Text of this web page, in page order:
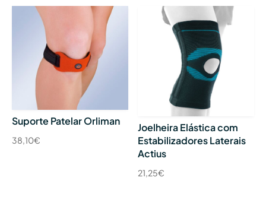
Suporte Patelar Orliman
38,10€
Joelheira Elástica com
Estabilizadores Laterais
Actius
21,25€